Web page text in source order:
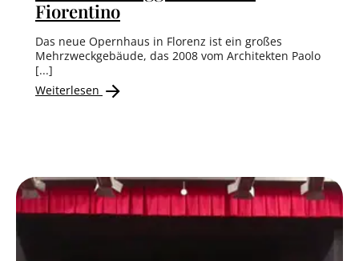
Fiorentino
Das neue Opernhaus in Florenz ist ein großes
Mehrzweckgebäude, das 2008 vom Architekten Paolo
[...]
Weiterlesen